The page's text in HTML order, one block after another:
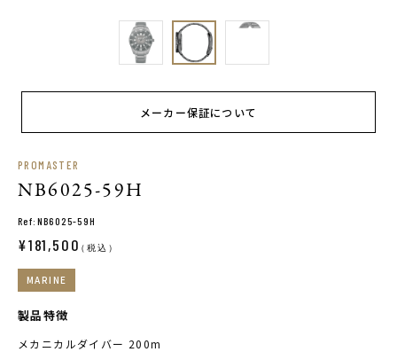
メーカー保証について
PROMASTER
NB6025-59H
Ref:NB6025-59H
¥181,500（税込）
MARINE
製品特徴
メカニカルダイバー 200m